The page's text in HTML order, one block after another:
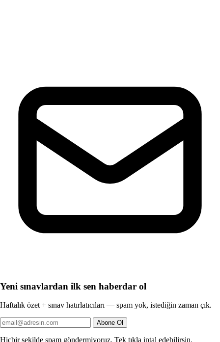
Yeni sınavlardan ilk sen haberdar ol
Haftalık özet + sınav hatırlatıcıları — spam yok, istediğin zaman çık.
Abone Ol
Hiçbir şekilde spam göndermiyoruz. Tek tıkla iptal edebilirsin.